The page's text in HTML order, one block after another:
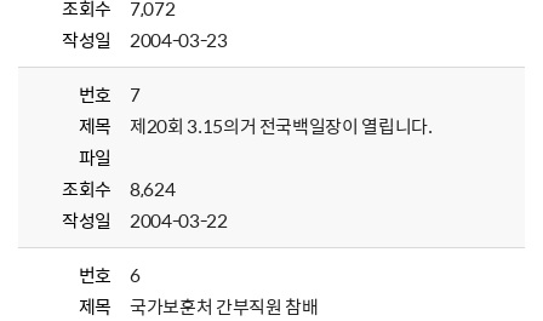
조회수
7,072
작성일
2004-03-23
번호
7
제목
제20회 3.15의거 전국백일장이 열립니다.
파일
조회수
8,624
작성일
2004-03-22
번호
6
제목
국가보훈처 간부직원 참배